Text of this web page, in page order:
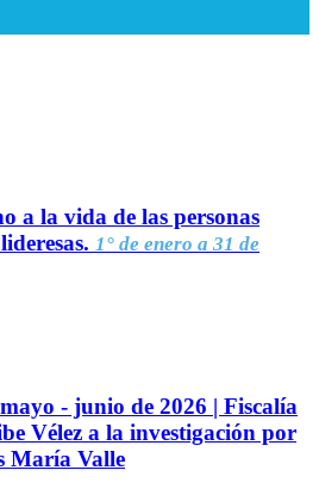
a la vida de las personas
1° de enero a 31 de
- junio de 2026 | Fiscalía
Vélez a la investigación por
María Valle